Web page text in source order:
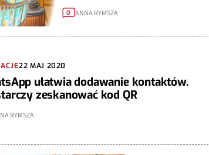
0 ANNA RYMSZA
22 MAJ 2020
ułatwia dodawanie kontaktów.
zeskanować kod QR
RYMSZA